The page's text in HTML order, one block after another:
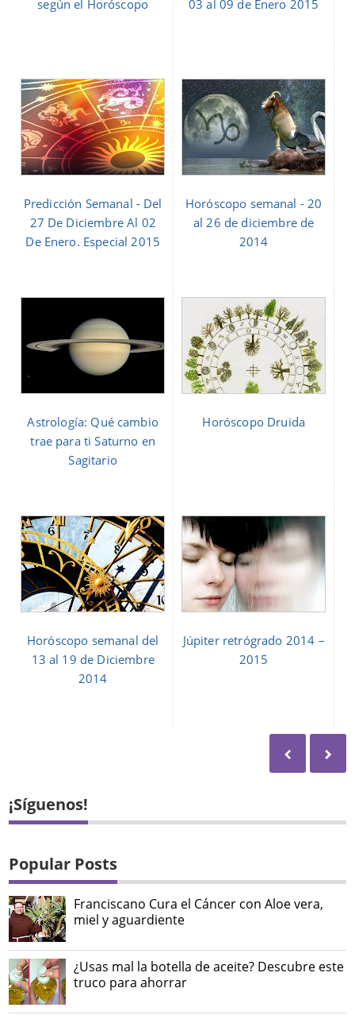
según el Horóscopo 03 al 09 de Enero 2015
Predicción Semanal - Del
27 De Diciembre Al 02
De Enero. Especial 2015
Horóscopo semanal - 20
al 26 de diciembre de
2014
Astrología: Qué cambio
trae para ti Saturno en
Sagitario
Horóscopo Druida
Horóscopo semanal del
13 al 19 de Diciembre
2014
Júpiter retrógrado 2014 –
2015
¡Síguenos!
Popular Posts
Franciscano Cura el Cáncer con Aloe vera,
miel y aguardiente
¿Usas mal la botella de aceite? Descubre este
truco para ahorrar